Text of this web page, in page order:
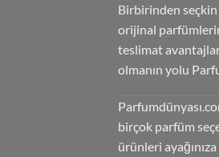
Birbirinden
orijinal
teslimat
olmanın yolu
birçok parfüm
ürünleri